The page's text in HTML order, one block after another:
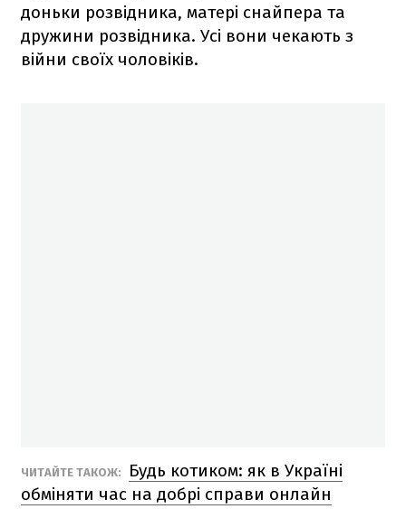
доньки розвідника, матері снайпера та
дружини розвідника. Усі вони чекають з
війни своїх чоловіків.
ЧИТАЙТЕ ТАКОЖ:
Будь котиком: як в Україні
обміняти час на добрі справи онлайн